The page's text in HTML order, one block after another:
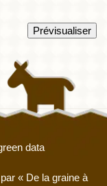
data
« De la graine à